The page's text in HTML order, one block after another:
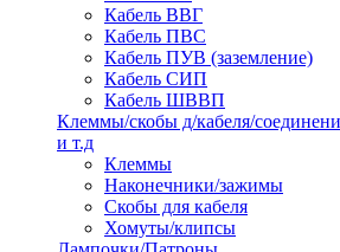
Кабель ВВГ
Кабель ПВС
Кабель ПУВ (заземление)
Кабель СИП
Кабель ШВВП
Клеммы/скобы д/кабеля/
и т.д
Клеммы
Наконечники/зажимы
Скобы для кабеля
Хомуты/клипсы